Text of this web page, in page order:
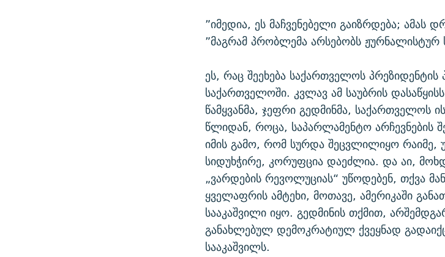
”იმედია, ეს მაჩვენებელი გაიზრდება; ამას
”მაგრამ პრობლემა არსებობს ჟურნალისტურ
ეს, რაც შეეხება საქართველოს პრეზიდენტის
საქართველოში. კვლავ ამ საუბრის
წამყვანმა, ჯეფრი გედმინმა, საქართველოს
წლიდან, როცა, საპარლამენტო არჩევნების
იმის გამო, რომ სურდა შეცვლილიყო რაიმე,
სიდუხჭირე, კორუფცია დაეძლია. და აი,
„ვარდების რევოლუციას“ უწოდებენ, თქვა
ყველაფრის ამტეხი, მოთავე, ამერიკაში
სააკაშვილი იყო. გედმინის თქმით,
განახლებულ დემოკრატიულ ქვეყნად
სააკაშვილს.